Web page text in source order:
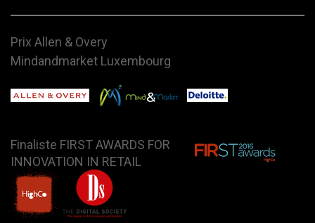
Prix Allen & Overy
Mindandmarket Luxembourg
Finaliste FIRST AWARDS FOR
INNOVATION IN RETAIL